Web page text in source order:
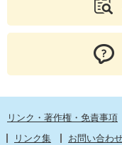
リンク・著作権・免責事項
リンク集
お問い合わ